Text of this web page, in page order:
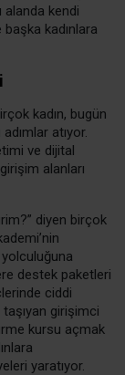
alanda kendi
kadınlara
kadın, bugün
atıyor.
ve dijital
alanları
diyen birçok
destek paketleri
ciddi
taşıyan girişimci
kursu açmak
yaratıyor.